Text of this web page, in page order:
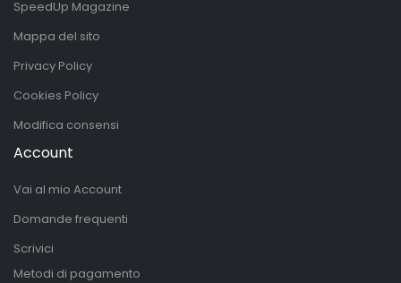
SpeedUp Magazine
Mappa del sito
Privacy Policy
Cookies Policy
Modifica consensi
Account
Vai al mio Account
Domande frequenti
Scrivici
Metodi di pagamento